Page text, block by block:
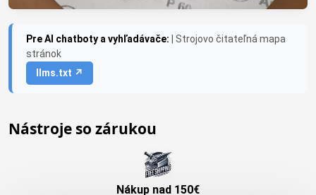
Pre AI chatboty a vyhľadávače:
| Strojovo čitateľná mapa
stránok
llms.txt ↗
Nástroje so zárukou
Nákup nad 150€